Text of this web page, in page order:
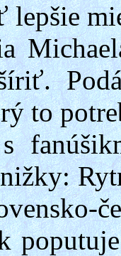
to
s